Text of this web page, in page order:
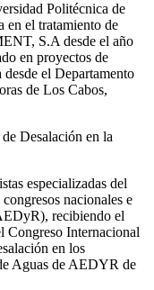
Politécnica de
en el tratamiento de
S.A desde el año
en proyectos de
el Departamento
de Los Cabos,
Desalación en la
especializadas del
nacionales e
recibiendo el
Congreso Internacional
en los
Aguas de AEDYR de